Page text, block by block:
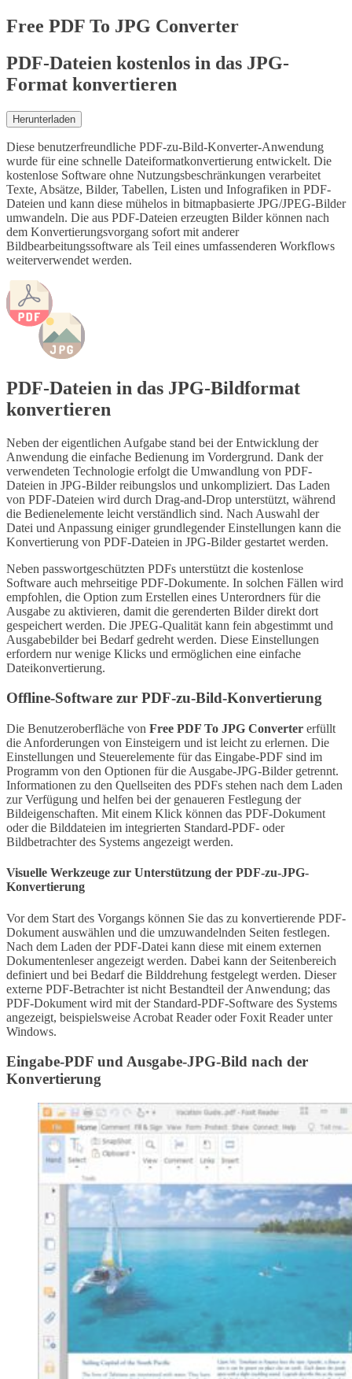
Free PDF To JPG Converter
PDF-Dateien kostenlos in das JPG-
Format konvertieren
Herunterladen
Diese benutzerfreundliche PDF-zu-Bild-Konverter-Anwendung
wurde für eine schnelle Dateiformatkonvertierung entwickelt. Die
kostenlose Software ohne Nutzungsbeschränkungen verarbeitet
Texte, Absätze, Bilder, Tabellen, Listen und Infografiken in PDF-
Dateien und kann diese mühelos in bitmapbasierte JPG/JPEG-Bilder
umwandeln. Die aus PDF-Dateien erzeugten Bilder können nach
dem Konvertierungsvorgang sofort mit anderer
Bildbearbeitungssoftware als Teil eines umfassenderen Workflows
weiterverwendet werden.
PDF-Dateien in das JPG-Bildformat
konvertieren
Neben der eigentlichen Aufgabe stand bei der Entwicklung der
Anwendung die einfache Bedienung im Vordergrund. Dank der
verwendeten Technologie erfolgt die Umwandlung von PDF-
Dateien in JPG-Bilder reibungslos und unkompliziert. Das Laden
von PDF-Dateien wird durch Drag-and-Drop unterstützt, während
die Bedienelemente leicht verständlich sind. Nach Auswahl der
Datei und Anpassung einiger grundlegender Einstellungen kann die
Konvertierung von PDF-Dateien in JPG-Bilder gestartet werden.
Neben passwortgeschützten PDFs unterstützt die kostenlose
Software auch mehrseitige PDF-Dokumente. In solchen Fällen wird
empfohlen, die Option zum Erstellen eines Unterordners für die
Ausgabe zu aktivieren, damit die gerenderten Bilder direkt dort
gespeichert werden. Die JPEG-Qualität kann fein abgestimmt und
Ausgabebilder bei Bedarf gedreht werden. Diese Einstellungen
erfordern nur wenige Klicks und ermöglichen eine einfache
Dateikonvertierung.
Offline-Software zur PDF-zu-Bild-Konvertierung
Die Benutzeroberfläche von Free PDF To JPG Converter erfüllt
die Anforderungen von Einsteigern und ist leicht zu erlernen. Die
Einstellungen und Steuerelemente für das Eingabe-PDF sind im
Programm von den Optionen für die Ausgabe-JPG-Bilder getrennt.
Informationen zu den Quellseiten des PDFs stehen nach dem Laden
zur Verfügung und helfen bei der genaueren Festlegung der
Bildeigenschaften. Mit einem Klick können das PDF-Dokument
oder die Bilddateien im integrierten Standard-PDF- oder
Bildbetrachter des Systems angezeigt werden.
Visuelle Werkzeuge zur Unterstützung der PDF-zu-JPG-
Konvertierung
Vor dem Start des Vorgangs können Sie das zu konvertierende PDF-
Dokument auswählen und die umzuwandelnden Seiten festlegen.
Nach dem Laden der PDF-Datei kann diese mit einem externen
Dokumentenleser angezeigt werden. Dabei kann der Seitenbereich
definiert und bei Bedarf die Bilddrehung festgelegt werden. Dieser
externe PDF-Betrachter ist nicht Bestandteil der Anwendung; das
PDF-Dokument wird mit der Standard-PDF-Software des Systems
angezeigt, beispielsweise Acrobat Reader oder Foxit Reader unter
Windows.
Eingabe-PDF und Ausgabe-JPG-Bild nach der
Konvertierung